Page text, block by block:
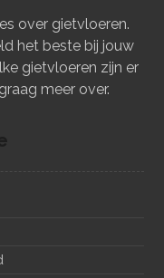
over gietvloeren.
het beste bij jouw
gietvloeren zijn er
meer over.